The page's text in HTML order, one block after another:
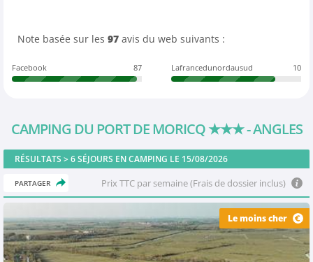
Note basée sur les 97 avis du web suivants :
Facebook 87 Lafrancedunordausud 10
CAMPING DU PORT DE MORICQ★★★- ANGLES
RÉSULTATS >6SÉJOURS EN CAMPING LE 15/08/2026
PARTAGER Prix TTC par semaine (Frais de dossier inclus)
Le moins cher